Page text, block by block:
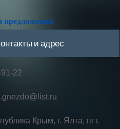
предложений
и адрес
22
Крым, г. Ялта, пгт.